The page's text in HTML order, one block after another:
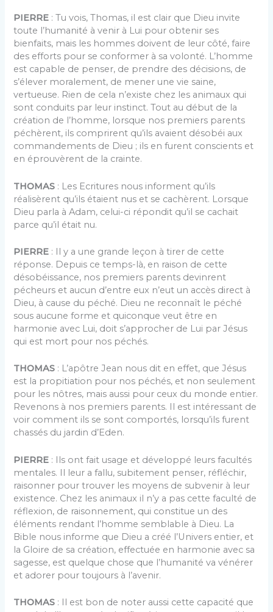
PIERRE : Tu vois, Thomas, il est clair que Dieu invite
toute l’humanité à venir à Lui pour obtenir ses
bienfaits, mais les hommes doivent de leur côté, faire
des efforts pour se conformer à sa volonté. L’homme
est capable de penser, de prendre des décisions, de
s’élever moralement, de mener une vie saine,
vertueuse. Rien de cela n’existe chez les animaux qui
sont conduits par leur instinct. Tout au début de la
création de l’homme, lorsque nos premiers parents
péchèrent, ils comprirent qu’ils avaient désobéi aux
commandements de Dieu ; ils en furent conscients et
en éprouvèrent de la crainte.
THOMAS : Les Ecritures nous informent qu’ils
réalisèrent qu’ils étaient nus et se cachèrent. Lorsque
Dieu parla à Adam, celui-ci répondit qu’il se cachait
parce qu’il était nu.
PIERRE : Il y a une grande leçon à tirer de cette
réponse. Depuis ce temps-là, en raison de cette
désobéissance, nos premiers parents devinrent
pécheurs et aucun d’entre eux n’eut un accès direct à
Dieu, à cause du péché. Dieu ne reconnaît le péché
sous aucune forme et quiconque veut être en
harmonie avec Lui, doit s’approcher de Lui par Jésus
qui est mort pour nos péchés.
THOMAS : L’apôtre Jean nous dit en effet, que Jésus
est la propitiation pour nos péchés, et non seulement
pour les nôtres, mais aussi pour ceux du monde entier.
Revenons à nos premiers parents. Il est intéressant de
voir comment ils se sont comportés, lorsqu’ils furent
chassés du jardin d’Eden.
PIERRE : Ils ont fait usage et développé leurs facultés
mentales. Il leur a fallu, subitement penser, réfléchir,
raisonner pour trouver les moyens de subvenir à leur
existence. Chez les animaux il n’y a pas cette faculté de
réflexion, de raisonnement, qui constitue un des
éléments rendant l’homme semblable à Dieu. La
Bible nous informe que Dieu a créé l’Univers entier, et
la Gloire de sa création, effectuée en harmonie avec sa
sagesse, est quelque chose que l’humanité va vénérer
et adorer pour toujours à l’avenir.
THOMAS : Il est bon de noter aussi cette capacité que